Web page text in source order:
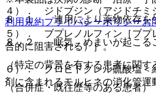
４）． ジドブジン（アジドチミ
５）． ブプレノルフィン［ブプ
合的に阻害される）］。
６）． クロピドグレル硫酸塩＜
剤に含まれるモルヒネの消化管運
８．１． 連用により薬物依存を
８．２． 眠気、めまいが起こる
（特定の背景を有する患者に関す
（合併症・既往歴等のある患者）
利用規約プライバシーポリシーお